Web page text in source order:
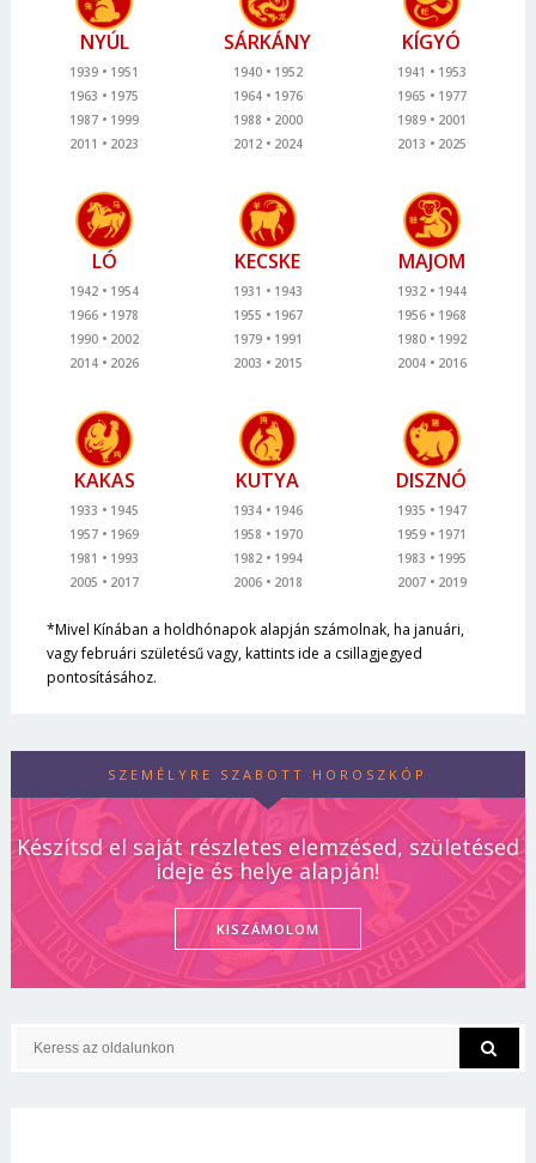
NYÚL
1939
1951
1963
1975
1987
1999
2011
2023
SÁRKÁNY
1940
1952
1964
1976
1988
2000
2012
2024
KÍGYÓ
1941
1953
1965
1977
1989
2001
2013
2025
LÓ
1942
1954
1966
1978
1990
2002
2014
2026
KECSKE
1931
1943
1955
1967
1979
1991
2003
2015
MAJOM
1932
1944
1956
1968
1980
1992
2004
2016
KAKAS
1933
1945
1957
1969
1981
1993
2005
2017
KUTYA
1934
1946
1958
1970
1982
1994
2006
2018
DISZNÓ
1935
1947
1959
1971
1983
1995
2007
2019
*Mivel Kínában a holdhónapok alapján számolnak, ha januári,
vagy februári születésű vagy, kattints ide a csillagjegyed
pontosításához.
SZEMÉLYRE SZABOTT HOROSZKÓP
Készítsd el saját részletes elemzésed, születésed
ideje és helye alapján!
KISZÁMOLOM